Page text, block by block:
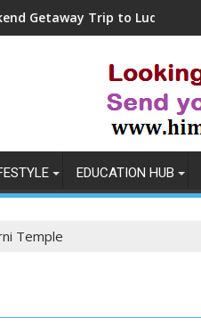
Trip to Ludhiana
EDUCATION HUB
Temple